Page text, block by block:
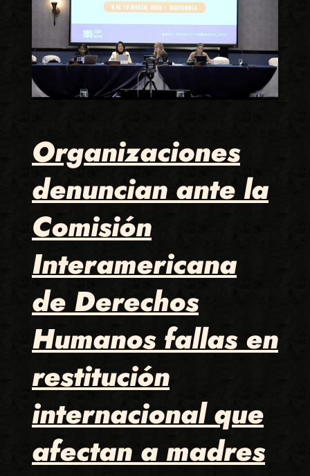
Organizaciones
denuncian ante la
Comisión
Interamericana
de Derechos
Humanos fallas en
restitución
internacional que
afectan a madres